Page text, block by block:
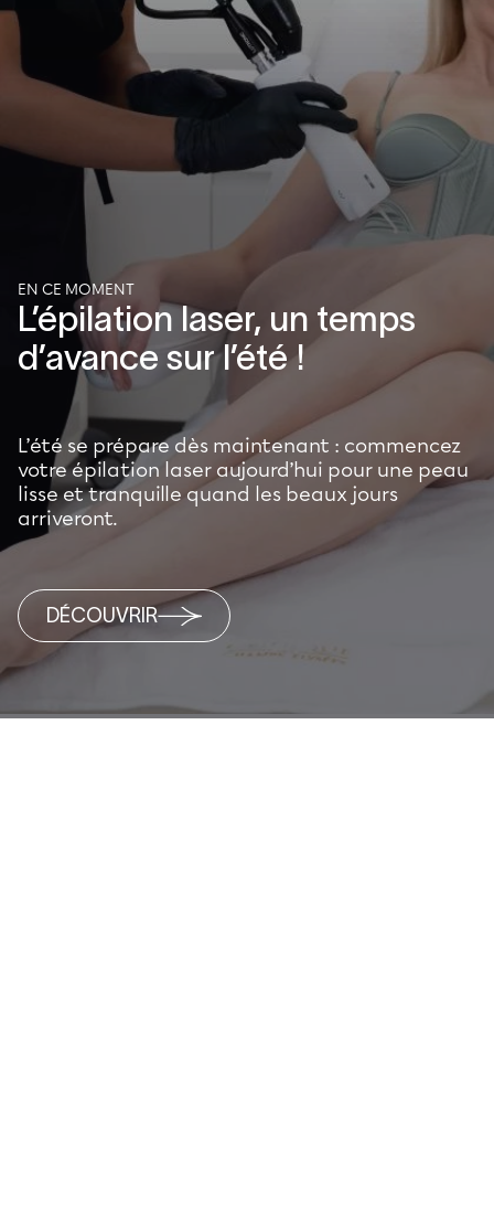
EN CE MOMENT
L’épilation laser, un temps
d’avance sur l’été !
L’été se prépare dès maintenant : commencez
votre épilation laser aujourd’hui pour une peau
lisse et tranquille quand les beaux jours
arriveront.
DÉCOUVRIR